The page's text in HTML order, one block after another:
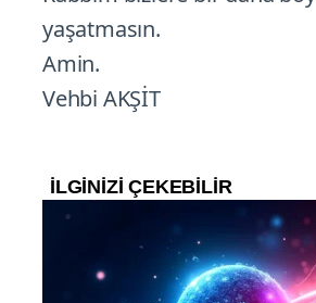
yaşatmasın.
Amin.
Vehbi AKŞİT